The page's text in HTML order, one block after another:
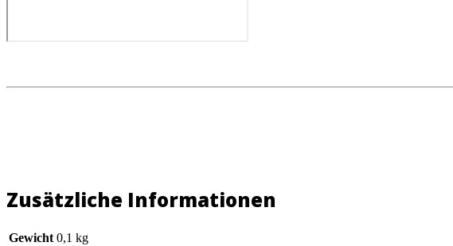
Zusätzliche Informationen
Gewicht 0,1 kg